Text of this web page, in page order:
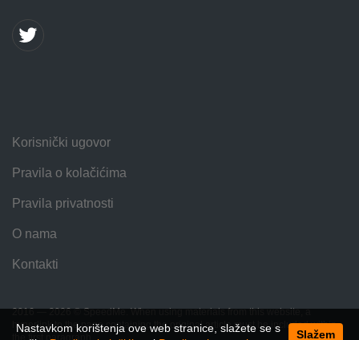
Nastavkom korištenja ove web stranice, slažete se s
Slažem
Korisnički ugovor
Pravila o kolačićima
Pravila privatnosti
O nama
Kontakti
2016 — 2026 © SpeedMe. When using materials from this website, a
hyperlink to the page containing the original article must be included within